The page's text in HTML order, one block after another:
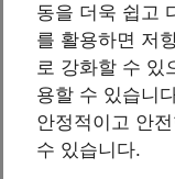
동을 더욱 쉽고
를 활용하면 저
로 강화할 수 있
용할 수 있습니
안정적이고 안
수 있습니다.